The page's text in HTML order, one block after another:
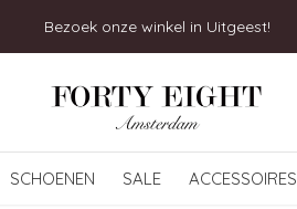
SCHOENEN SALE ACCESSOIRES
Bezoek onze winkel in Uitgeest!